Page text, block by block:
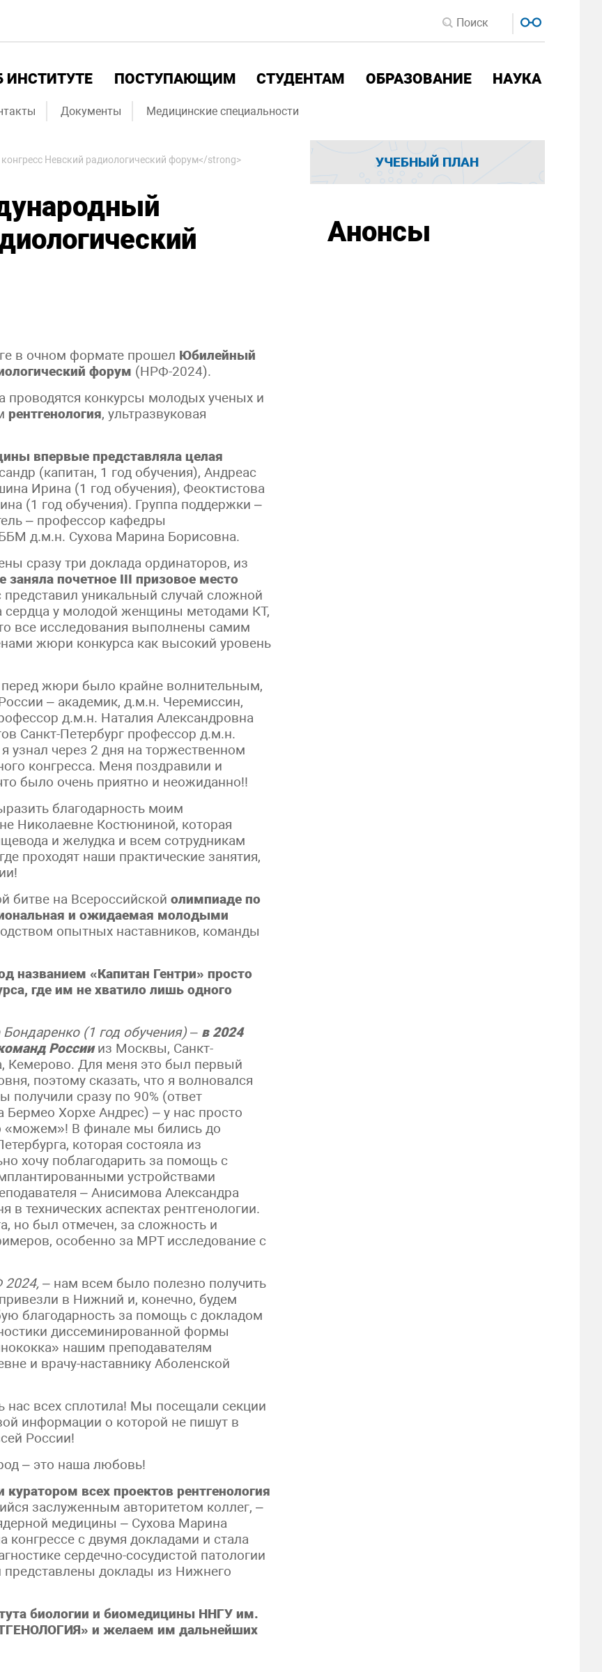
ИНСТИТУТЕ ПОСТУПАЮЩИМ СТУДЕНТАМ ОБРАЗОВАНИЕ НАУКА
Документы Медицинские специальности
Невский радиологический форум</strong>
в очном формате прошел Юбилейный
форум (НРФ-2024).
проводятся конкурсы молодых ученых и
рентгенология, ультразвуковая
впервые представляла целая
(капитан, 1 год обучения), Андреас
Ирина (1 год обучения), Феоктистова
(1 год обучения). Группа поддержки –
– профессор кафедры
д.м.н. Сухова Марина Борисовна.
сразу три доклада ординаторов, из
заняла почетное III призовое место
уникальный случай сложной
сердца у молодой женщины методами КТ,
все исследования выполнены самим
жюри конкурса как высокий уровень
жюри было крайне волнительным,
– академик, д.м.н. Черемиссин,
д.м.н. Наталия Александровна
Санкт-Петербург профессор д.м.н.
узнал через 2 дня на торжественном
конгресса. Меня поздравили и
было очень приятно и неожиданно!!
благодарность моим
Николаевне Костюниной, которая
и желудка и всем сотрудникам
проходят наши практические занятия,
битве на Всероссийской олимпиаде по
и ожидаемая молодыми
опытных наставников, команды
названием «Капитан Гентри» просто
где им не хватило лишь одного
(1 год обучения) – в 2024
Россиииз Москвы, Санкт-
Кемерово. Для меня это был первый
поэтому сказать, что я волновался
получили сразу по 90% (ответ
Бермео Хорхе Андрес) – у нас просто
«можем»! В финале мы бились до
которая состояла из
хочу поблагодарить за помощь с
устройствами
– Анисимова Александра
технических аспектах рентгенологии.
но был отмечен, за сложность и
особенно за МРТ исследование с
2024, – нам всем было полезно получить
в Нижний и, конечно, будем
благодарность за помощь с докладом
диссеминированной формы
нашим преподавателям
и врачу-наставнику Аболенской
нас всех сплотила! Мы посещали секции
информации о которой не пишут в
России!
– это наша любовь!
всех проектов рентгенология
заслуженным авторитетом коллег, –
медицины – Сухова Марина
с двумя докладами и стала
сердечно-сосудистой патологии
представлены доклады из Нижнего
биологии и биомедицины ННГУ им.
и желаем им дальнейших
УЧЕБНЫЙ ПЛАН
Анонсы